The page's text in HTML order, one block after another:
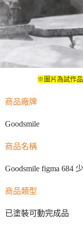
※圖片為試作
商品廠牌
Goodsmile
商品名稱
Goodsmile figma 684
商品類型
已塗裝可動完成品